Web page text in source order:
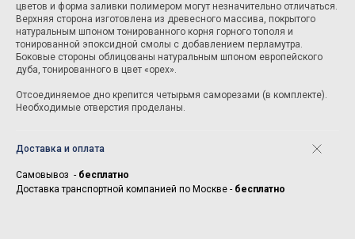
цветов и форма заливки полимером могут незначительно отличаться.
Верхняя сторона изготовлена из древесного массива, покрытого
натуральным шпоном тонированного корня горного тополя и
тонированной эпоксидной смолы с добавлением перламутра.
Боковые стороны облицованы натуральным шпоном европейского
дуба, тонированного в цвет «орех».
Отсоединяемое дно крепится четырьмя саморезами (в комплекте).
Необходимые отверстия проделаны.
Доставка и оплата
Самовывоз - бесплатно
Доставка транспортной компанией по Москве - бесплатно